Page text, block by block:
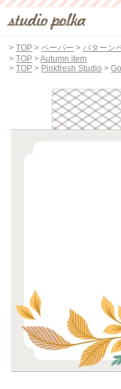
>TOP >ペーパー >パターン
>TOP >Autumn item
>TOP > Pinkfresh Studio >